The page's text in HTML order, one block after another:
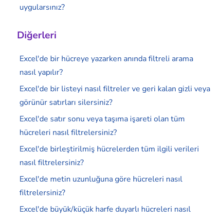
uygularsınız?
Diğerleri
Excel'de bir hücreye yazarken anında filtreli arama
nasıl yapılır?
Excel'de bir listeyi nasıl filtreler ve geri kalan gizli veya
görünür satırları silersiniz?
Excel'de satır sonu veya taşıma işareti olan tüm
hücreleri nasıl filtrelersiniz?
Excel'de birleştirilmiş hücrelerden tüm ilgili verileri
nasıl filtrelersiniz?
Excel'de metin uzunluğuna göre hücreleri nasıl
filtrelersiniz?
Excel'de büyük/küçük harfe duyarlı hücreleri nasıl